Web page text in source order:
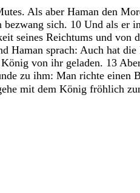
. Als aber Haman den
bezwang sich. 10 Und als er in
seines Reichtums und von
Haman sprach: Auch hat die
König von ihr geladen. 13
zu ihm: Man richte einen
mit dem König fröhlich